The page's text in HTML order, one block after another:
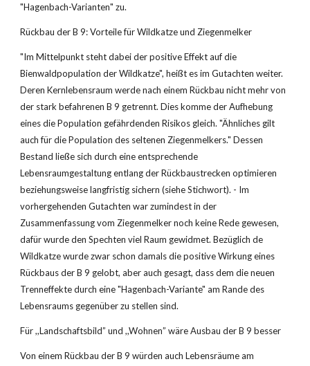
"Hagenbach-Varianten" zu.
Rückbau der B 9: Vorteile für Wildkatze und Ziegenmelker
"Im Mittelpunkt steht dabei der positive Effekt auf die
Bienwaldpopulation der Wildkatze", heißt es im Gutachten weiter.
Deren Kernlebensraum werde nach einem Rückbau nicht mehr von
der stark befahrenen B 9 getrennt. Dies komme der Aufhebung
eines die Population gefährdenden Risikos gleich. "Ähnliches gilt
auch für die Population des seltenen Ziegenmelkers." Dessen
Bestand ließe sich durch eine entsprechende
Lebensraumgestaltung entlang der Rückbaustrecken optimieren
beziehungsweise langfristig sichern (siehe Stichwort). - Im
vorhergehenden Gutachten war zumindest in der
Zusammenfassung vom Ziegenmelker noch keine Rede gewesen,
dafür wurde den Spechten viel Raum gewidmet. Bezüglich de
Wildkatze wurde zwar schon damals die positive Wirkung eines
Rückbaus der B 9 gelobt, aber auch gesagt, dass dem die neuen
Trenneffekte durch eine "Hagenbach-Variante" am Rande des
Lebensraums gegenüber zu stellen sind.
Für ,,Landschaftsbild” und ,,Wohnen” wäre Ausbau der B 9 besser
Von einem Rückbau der B 9 würden auch Lebensräume am